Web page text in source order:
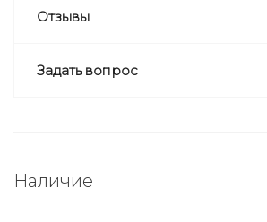
Отзывы
Задать вопрос
Наличие